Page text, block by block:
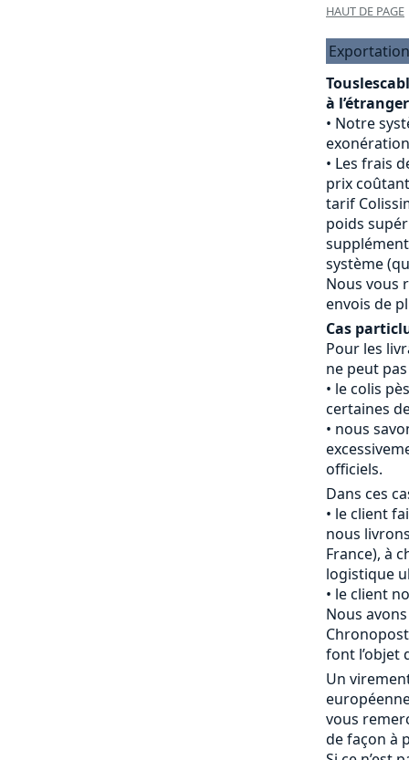
HAUT DE PAGE
à
Notre
Les frais
prix
tarif
poids
système
Nous vous
envois de
Cas
Pour les
ne peut
le colis
certaines
nous
officiels.
Dans ces
le client
nous
France), à
logistique
le client
Nous
font l’objet
Un
vous
de façon à